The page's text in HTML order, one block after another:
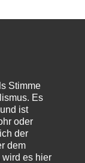
3
nicht mehr
kann es ja
Stimme
Es
ist
oder
der
dem
wird es hier